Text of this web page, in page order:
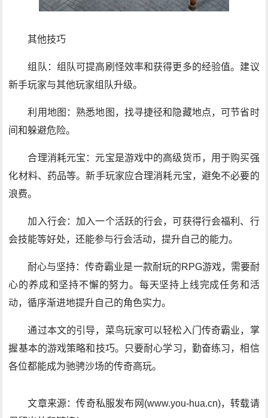
其他技巧
组队：组队可提高刷怪效率和获得更多的经验值。建议
新手玩家与其他玩家组队升级。
利用地图：熟悉地图，找寻捷径和隐藏地点，可节省时
间和躲避危险。
合理消耗元宝：元宝是游戏中的高级货币，用于购买强
化材料、药品等。新手玩家应合理消耗元宝，避免不必要的
浪费。
加入行会：加入一个活跃的行会，可获得行会福利、行
会技能等好处，还能参与行会活动，提升自己的能力。
耐心与坚持：传奇霸业是一款耐玩的RPG游戏，需要耐
心的养成和坚持不懈的努力。每天坚持上线完成任务和活
动，循序渐进地提升自己的角色实力。
通过本文的引导，菜鸟玩家可以轻松入门传奇霸业，掌
握基本的游戏策略和技巧。只要耐心学习，勤奋练习，相信
各位都能成为驰骋沙场的传奇高玩。
文章来源：传奇私服发布网(www.you-hua.cn)，转载请